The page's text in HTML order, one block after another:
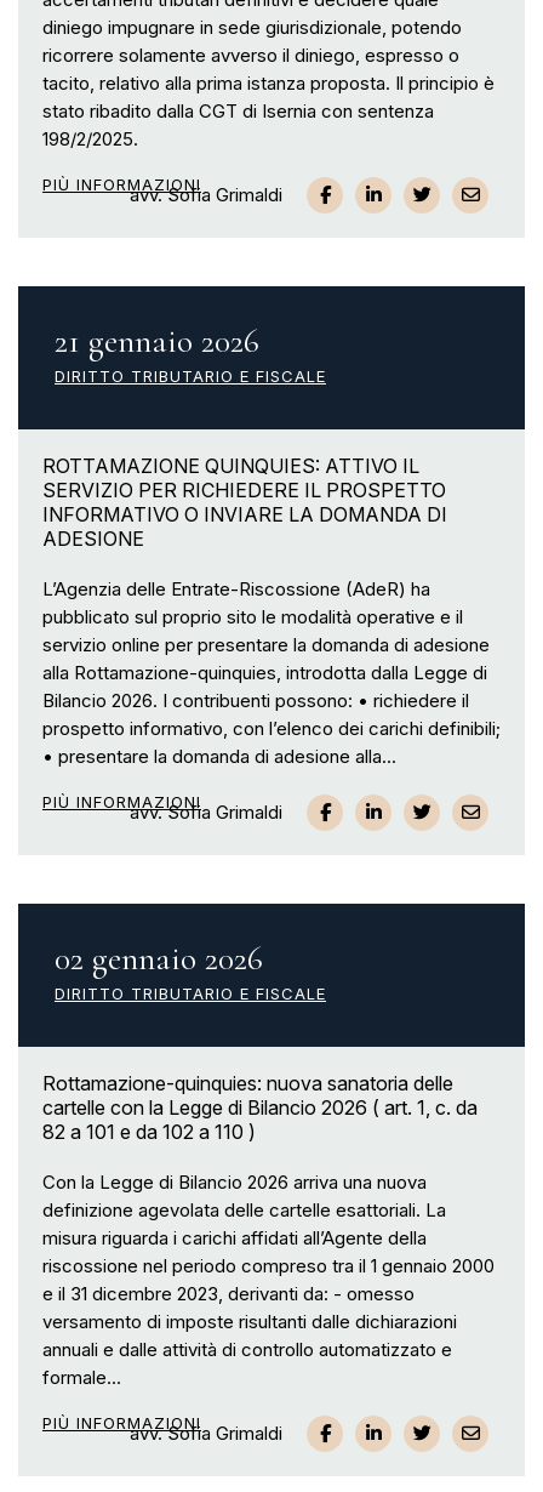
diniego impugnare in sede giurisdizionale, potendo
ricorrere solamente avverso il diniego, espresso o
tacito, relativo alla prima istanza proposta. Il principio è
stato ribadito dalla CGT di Isernia con sentenza
198/2/2025.
PIÙ INFORMAZIONIavv. Sofia Grimaldi
21 gennaio 2026
DIRITTO TRIBUTARIO E FISCALE
ROTTAMAZIONE QUINQUIES: ATTIVO IL
SERVIZIO PER RICHIEDERE IL PROSPETTO
INFORMATIVO O INVIARE LA DOMANDA DI
ADESIONE
L’Agenzia delle Entrate-Riscossione (AdeR) ha
pubblicato sul proprio sito le modalità operative e il
servizio online per presentare la domanda di adesione
alla Rottamazione-quinquies, introdotta dalla Legge di
Bilancio 2026. I contribuenti possono: • richiedere il
prospetto informativo, con l’elenco dei carichi definibili;
• presentare la domanda di adesione alla...
PIÙ INFORMAZIONIavv. Sofia Grimaldi
02 gennaio 2026
DIRITTO TRIBUTARIO E FISCALE
Rottamazione-quinquies: nuova sanatoria delle
cartelle con la Legge di Bilancio 2026 ( art. 1, c. da
82 a 101 e da 102 a 110 )
Con la Legge di Bilancio 2026 arriva una nuova
definizione agevolata delle cartelle esattoriali. La
misura riguarda i carichi affidati all’Agente della
riscossione nel periodo compreso tra il 1 gennaio 2000
e il 31 dicembre 2023, derivanti da: - omesso
versamento di imposte risultanti dalle dichiarazioni
annuali e dalle attività di controllo automatizzato e
formale...
PIÙ INFORMAZIONIavv. Sofia Grimaldi